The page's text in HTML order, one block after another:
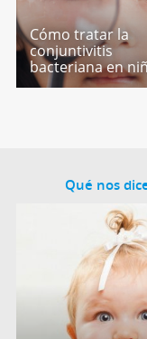
Cómo tratar la
conjuntivitis
bacteriana en
Qué nos